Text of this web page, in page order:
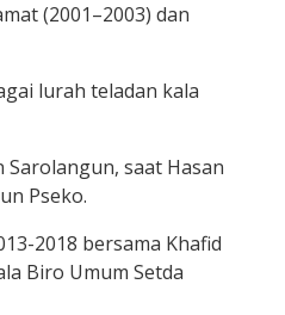
(2001–2003) dan
lurah teladan kala
saat Hasan
Pseko.
2018 bersama Khafid
Biro Umum Setda